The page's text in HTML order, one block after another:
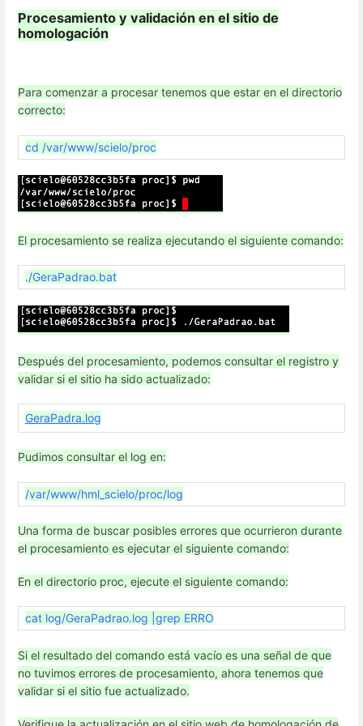
Procesamiento y validación en el sitio de
homologación
Para comenzar a procesar tenemos que estar en el directorio
correcto:
cd /var/www/scielo/proc
El procesamiento se realiza ejecutando el siguiente comando:
./GeraPadrao.bat
Después del procesamiento, podemos consultar el registro y
validar si el sitio ha sido actualizado:
GeraPadra.log
Pudimos consultar el log en:
/var/www/hml_scielo/proc/log
Una forma de buscar posibles errores que ocurrieron durante
el procesamiento es ejecutar el siguiente comando:
En el directorio proc, ejecute el siguiente comando:
cat log/GeraPadrao.log |grep ERRO
Si el resultado del comando está vacío es una señal de que
no tuvimos errores de procesamiento, ahora tenemos que
validar si el sitio fue actualizado.